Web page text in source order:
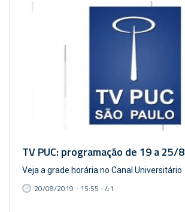
TV PUC: programação de 19 a 25/8
Veja a grade horária no Canal Universitário
20/08/2019 - 15:55 - 41